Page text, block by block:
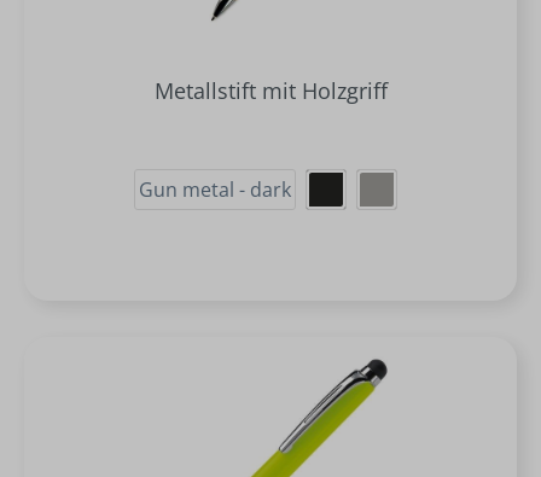
Metallstift mit Holzgriff
Gun metal - dark